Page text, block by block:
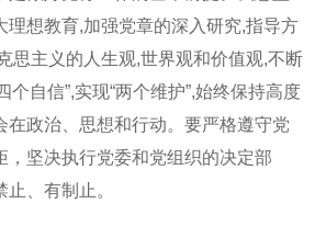
理想教育,加强党章的深入研究,指导方
思主义的人生观,世界观和价值观,不断
个自信”,实现“两个维护”,始终保持高度
在政治、思想和行动。要严格遵守党
，坚决执行党委和党组织的决定部
、有制止。